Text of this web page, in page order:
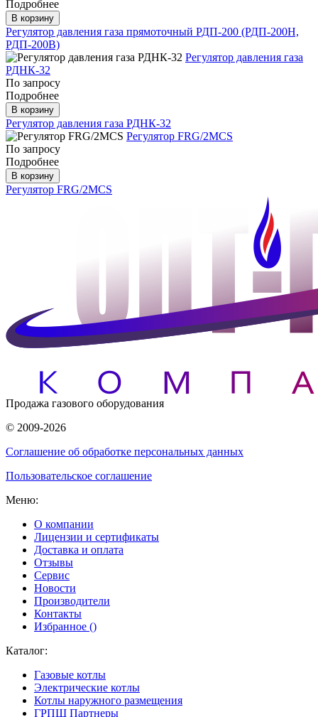
Подробнее
В корзину
Регулятор давления газа прямоточный РДП-200 (РДП-200Н,
РДП-200В)
Регулятор давления газа
РДНК-32
По запросу
Подробнее
В корзину
Регулятор давления газа РДНК-32
Регулятор FRG/2MCS
По запросу
Подробнее
В корзину
Регулятор FRG/2MCS
Продажа газового оборудования
© 2009-2026
Соглашение об обработке персональных данных
Пользовательское соглашение
Меню:
О компании
Лицензии и сертификаты
Доставка и оплата
Отзывы
Сервис
Новости
Производители
Контакты
Избранное ()
Каталог:
Газовые котлы
Электрические котлы
Котлы наружного размещения
ГРПШ Партнеры